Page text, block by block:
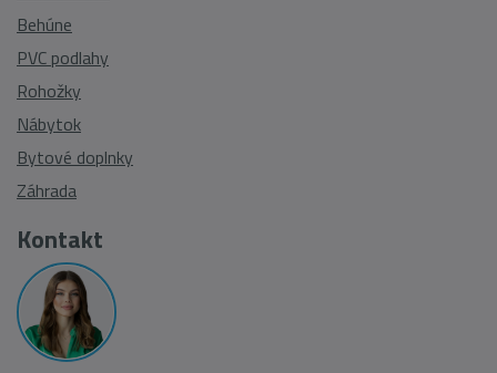
Behúne
PVC podlahy
Rohožky
Nábytok
Bytové doplnky
Záhrada
Kontakt